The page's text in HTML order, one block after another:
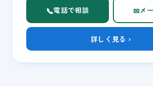
📞電話で相談 ✉メ
詳しく見る ›